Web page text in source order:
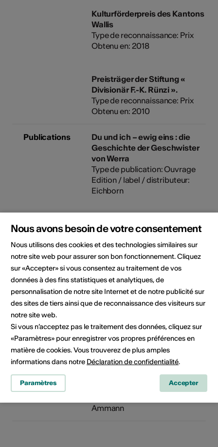
Kulturförderpreis des Kantons
Wallis
Type de reconnaissance: Prix
Obtenu en: 2018
Preisträger der Stiftung «
Divisionär F.-K. Rünzi ».
Type de reconnaissance: Prix
Obtenu en: 2010
Publications
Du und ich – ewig eins : die
Geschichte der Geschwister
von Werra
Type de publication: Ouvrage
Edition / label / distributeur:
Eichborn
Hexenplatz und Mörderstein :
die Geschichten aus dem
magischen Pfynwald
Type de publication: Ouvrage
Edition / label / distributeur:
Nagel & Kimche
Edition / label / distributeur:
Nagel & Kimche
Verliebte Feinde : Iris und
Ammann
Nous avons besoin de votre consentement
Nous utilisons des cookies et des technologies similaires sur
notre site web pour assurer son bon fonctionnement. Cliquez
sur «Accepter» si vous consentez au traitement de vos
données à des fins statistiques et analytiques, de
personnalisation de notre site Internet et de notre publicité sur
des sites de tiers ainsi que de reconnaissance des visiteurs sur
notre site web.
Si vous n’acceptez pas le traitement des données, cliquez sur
«Paramètres» pour enregistrer vos propres préférences en
matière de cookies. Vous trouverez de plus amples
informations dans notre Déclaration de confidentialité.
Paramètres Accepter